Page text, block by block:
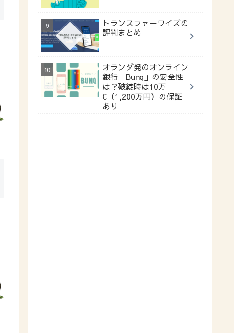
トランスファーワイズの
評判まとめ
オランダ発のオンライン
銀行「Bunq」の安全性
は？破綻時は10万
€（1,200万円）の保証
あり